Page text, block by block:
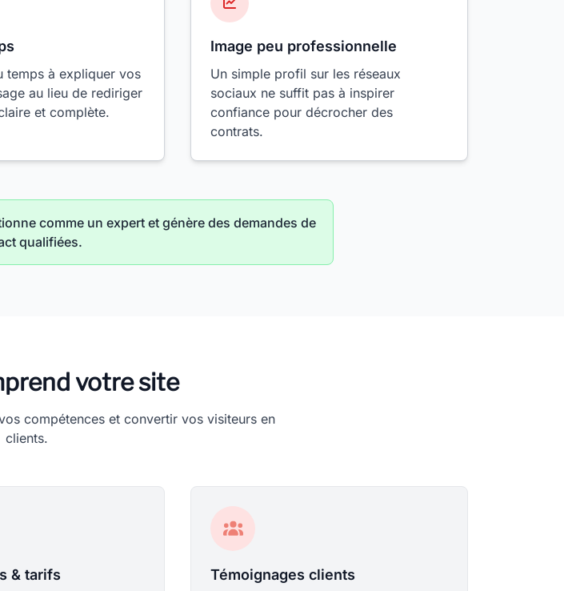
temps à expliquer vos
au lieu de rediriger
et complète.
Image peu professionnelle
Un simple profil sur les réseaux
sociaux ne suffit pas à inspirer
confiance pour décrocher des
contrats.
comme un expert et génère des demandes de
qualifiées.
votre site
compétences et convertir vos visiteurs en
clients.
& tarifs Témoignages clients